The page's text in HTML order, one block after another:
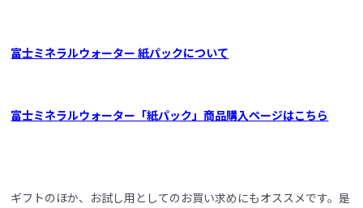
富士ミネラルウォーター 紙パックについて
富士ミネラルウォーター「紙パック」商品購入ページはこちら
ギフトのほか、お試し用としてのお買い求めにもオススメです。是